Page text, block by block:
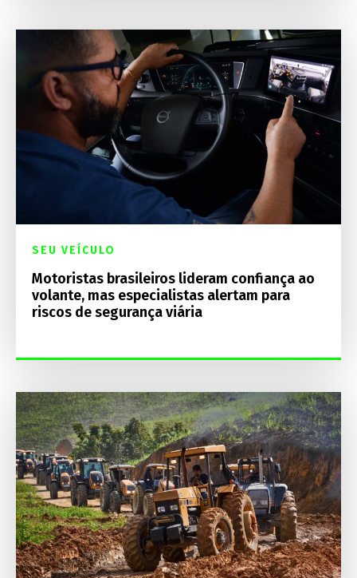
SEU VEÍCULO
Motoristas brasileiros lideram confiança ao
volante, mas especialistas alertam para
riscos de segurança viária